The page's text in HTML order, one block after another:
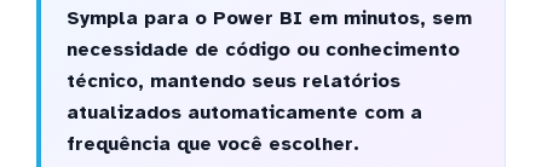
Sympla para o Power BI em minutos, sem
necessidade de código ou conhecimento
técnico, mantendo seus relatórios
atualizados automaticamente com a
frequência que você escolher.